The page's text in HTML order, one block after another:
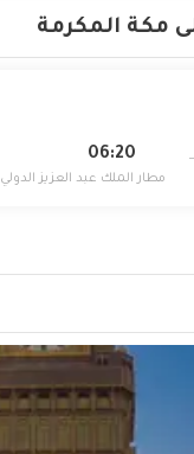
مكة المكرمة
06:20
مطار الملك عبد العزيز الدولي